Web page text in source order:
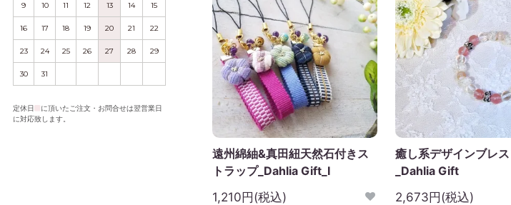
9 10 11 12 13 14 15
16 17 18 19 20 21 22
23 24 25 26 27 28 29
30 31
15 16 17 18 19
22 23 24 25 26
29 30
定休日
に頂いたご注文・お問合せは翌営業日
に対応致します。
遠州綿紬&真田紐天然石付きス
トラップ_Dahlia Gift_I
1,210円(税込)
癒し系デザインブレス
_Dahlia Gift
2,673円(税込)